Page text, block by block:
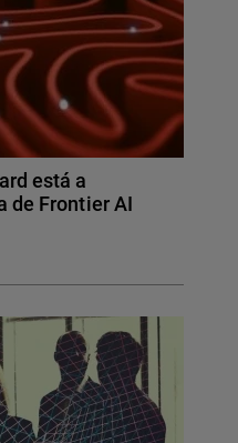
está a
de Frontier AI